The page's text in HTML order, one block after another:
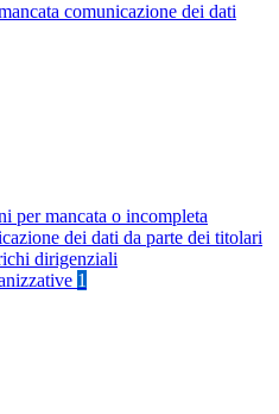
comunicazione dei dati
per mancata o incompleta
dei dati da parte dei titolari
dirigenziali
1